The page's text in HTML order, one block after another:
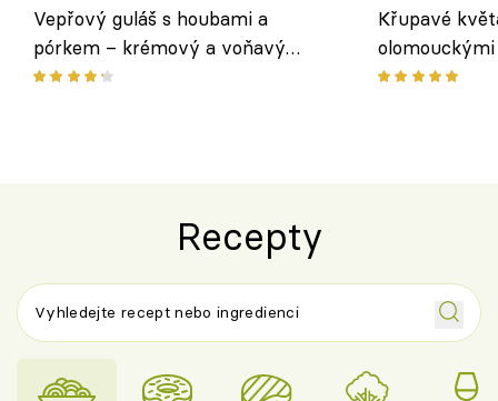
Vepřový guláš s houbami a
pórkem – krémový a voňavý
pokrm z jednoho hrnce
Křupavé
bezlepkový
Recepty